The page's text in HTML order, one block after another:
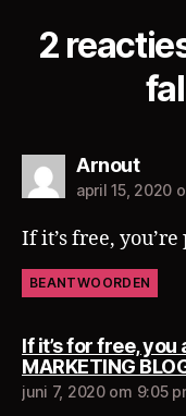
2
Arnoutzegt:
april 15, 2020
If it’s free,
BEANTWOORDEN
If it’s for free,
MARKETING
juni 7, 2020 om 9:05